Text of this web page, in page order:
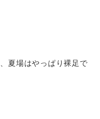
夏場はやっぱり裸足で